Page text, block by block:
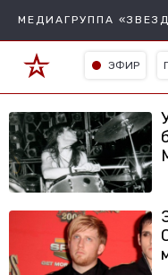
МЕДИАГРУППА
ЭФИР